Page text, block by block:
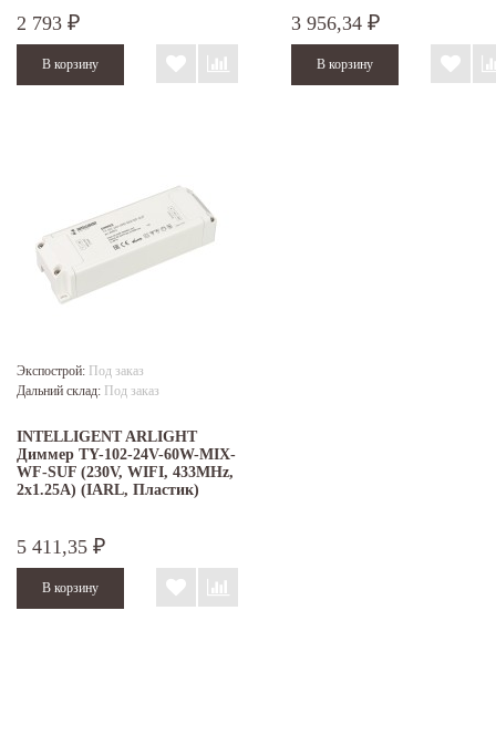
2 793 ₽ 3 956,34 ₽
Экспострой: Под заказ
Дальний склад: Под заказ
INTELLIGENT ARLIGHT
Диммер TY-102-24V-60W-MIX-
WF-SUF (230V, WIFI, 433MHz,
2x1.25A) (IARL, Пластик)
5 411,35 ₽